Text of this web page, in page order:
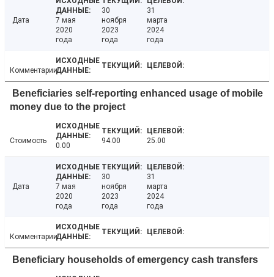
Дата
7 мая
2020
года
30
ноября
2023
года
31
марта
2024
года
Комментарии
Beneficiaries self-reporting enhanced usage of mobile
money due to the project
Стоимость
0.00
94.00 25.00
Дата
7 мая
2020
года
30
ноября
2023
года
31
марта
2024
года
Комментарии
Beneficiary households of emergency cash transfers